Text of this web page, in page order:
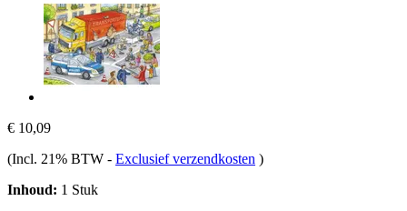
€ 10,09
(Incl. 21% BTW - Exclusief verzendkosten )
Inhoud: 1 Stuk